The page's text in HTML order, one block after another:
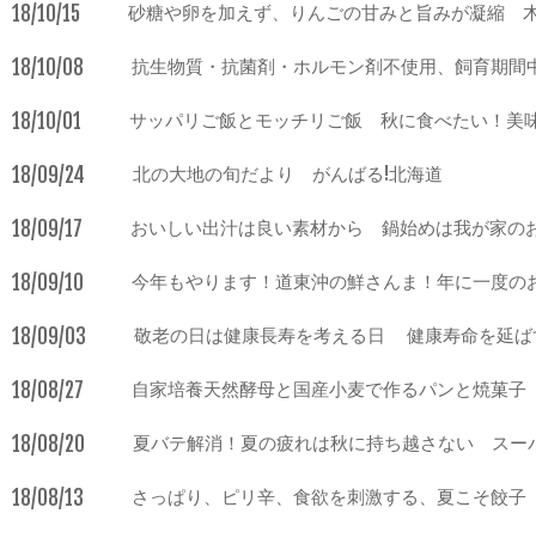
18/10/15 砂糖や卵を加えず、りんごの甘みと旨みが凝縮
18/10/08 抗生物質・抗菌剤・ホルモン剤不使用、飼育期
18/10/01 サッパリご飯とモッチリご飯 秋に食べたい！美
18/09/24 北の大地の旬だより がんばる!北海道
18/09/17 おいしい出汁は良い素材から 鍋始めは我が家の
18/09/10 今年もやります！道東沖の鮮さんま！年に一度の
18/09/03 敬老の日は健康長寿を考える日 健康寿命を延ば
18/08/27 自家培養天然酵母と国産小麦で作るパンと焼菓
18/08/20 夏バテ解消！夏の疲れは秋に持ち越さない スー
18/08/13 さっぱり、ピリ辛、食欲を刺激する、夏こそ餃